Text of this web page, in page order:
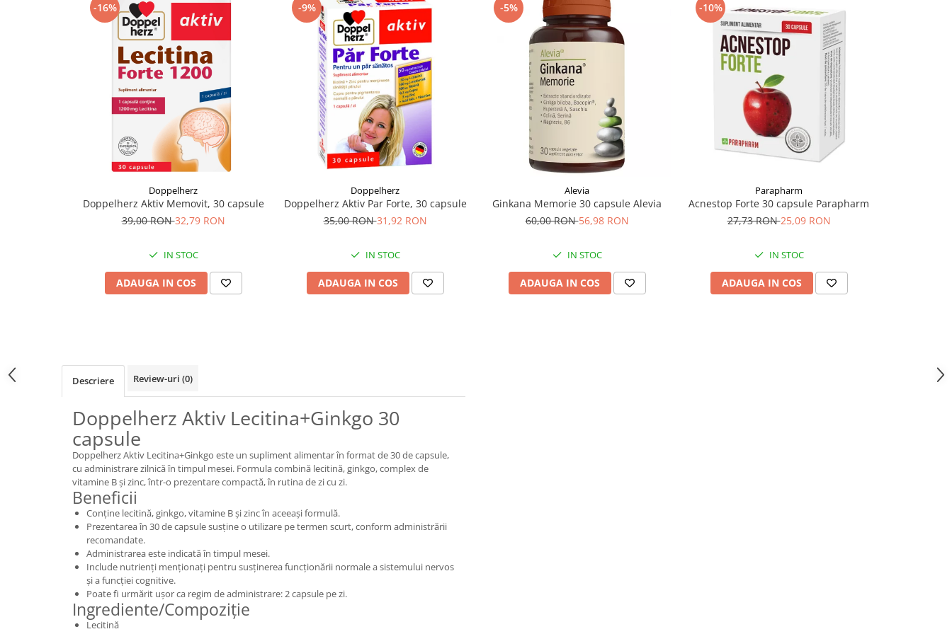
Supliment Vitamina D3
Tincturi si Gemoderivate
Tuse gat si respiratie
-16%
Doppelherz
Doppelherz Aktiv Memovit, 30 capsule
39,00 RON32,79 RON
IN STOC
ADAUGA IN COS
-9%
Doppelherz
Doppelherz Aktiv Par Forte, 30 capsule
35,00 RON31,92 RON
IN STOC
ADAUGA IN COS
-5%
Alevia
Ginkana Memorie 30 capsule Alevia
60,00 RON56,98 RON
IN STOC
ADAUGA IN COS
-10%
Parapharm
Acnestop Forte 30 capsule Parapharm
27,73 RON25,09 RON
IN STOC
ADAUGA IN COS
Descriere Review-uri (0)
Doppelherz Aktiv Lecitina+Ginkgo 30
capsule
Doppelherz Aktiv Lecitina+Ginkgo este un supliment alimentar în format de 30 de capsule,
cu administrare zilnică în timpul mesei. Formula combină lecitină, ginkgo, complex de
vitamine B și zinc, într-o prezentare compactă, în rutina de zi cu zi.
Beneficii
Conține lecitină, ginkgo, vitamine B și zinc în aceeași formulă.
Prezentarea în 30 de capsule susține o utilizare pe termen scurt, conform administrării
recomandate.
Administrarea este indicată în timpul mesei.
Include nutrienți menționați pentru susținerea funcționării normale a sistemului nervos
și a funcției cognitive.
Poate fi urmărit ușor ca regim de administrare: 2 capsule pe zi.
Ingrediente/Compoziție
Lecitină